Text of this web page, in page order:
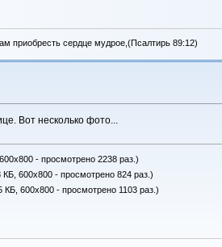
приобресть сердце мудрое,(Псалтирь 89:12)
Вот несколько фото...
- просмотрено 2238 раз.)
600x800 - просмотрено 824 раз.)
КБ, 600x800 - просмотрено 1103 раз.)